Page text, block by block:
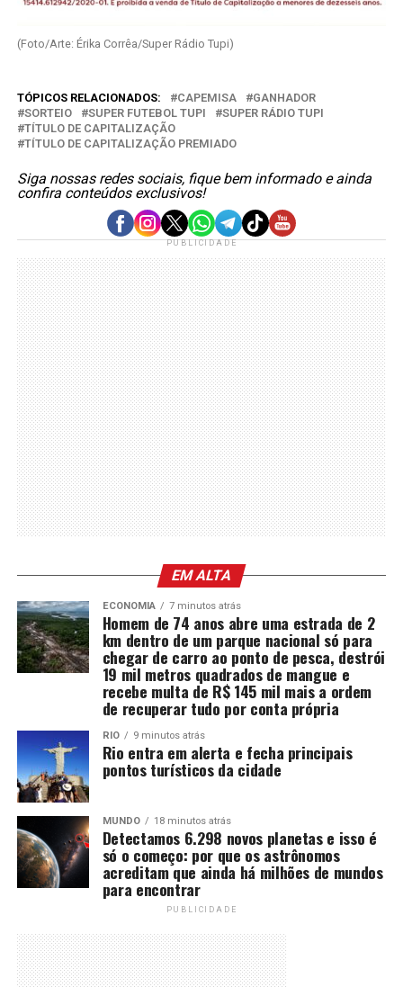
(Foto/Arte: Érika Corrêa/Super Rádio Tupi)
TÓPICOS RELACIONADOS: CAPEMISA
GANHADOR
SORTEIO
SUPER FUTEBOL TUPI
SUPER RÁDIO TUPI
TÍTULO DE CAPITALIZAÇÃO
TÍTULO DE CAPITALIZAÇÃO PREMIADO
Siga nossas redes sociais, fique bem informado e ainda
confira conteúdos exclusivos!
PUBLICIDADE
EM ALTA
ECONOMIA 7 minutos atrás
Homem de 74 anos abre uma estrada de 2
km dentro de um parque nacional só para
chegar de carro ao ponto de pesca, destrói
19 mil metros quadrados de mangue e
recebe multa de R$ 145 mil mais a ordem
de recuperar tudo por conta própria
RIO 9 minutos atrás
Rio entra em alerta e fecha principais
pontos turísticos da cidade
MUNDO 18 minutos atrás
Detectamos 6.298 novos planetas e isso é
só o começo: por que os astrônomos
acreditam que ainda há milhões de mundos
para encontrar
PUBLICIDADE